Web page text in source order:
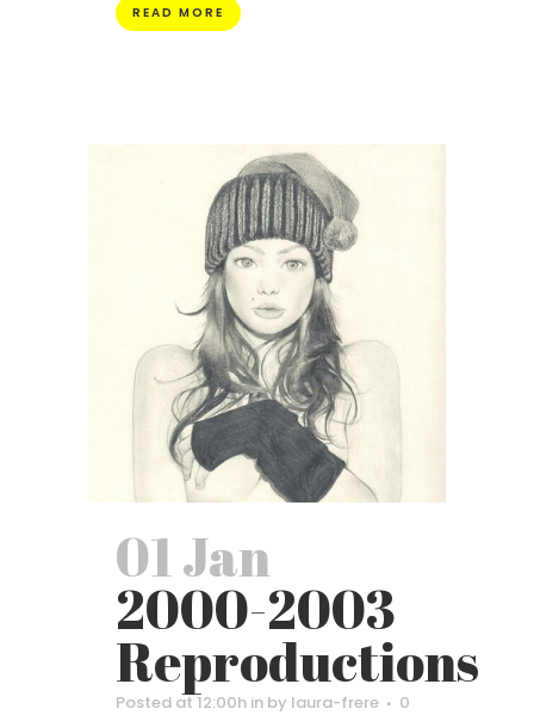
READ MORE
01 Jan
2000-2003
Reproductions
Posted at 12:00h in by laura-frere
0